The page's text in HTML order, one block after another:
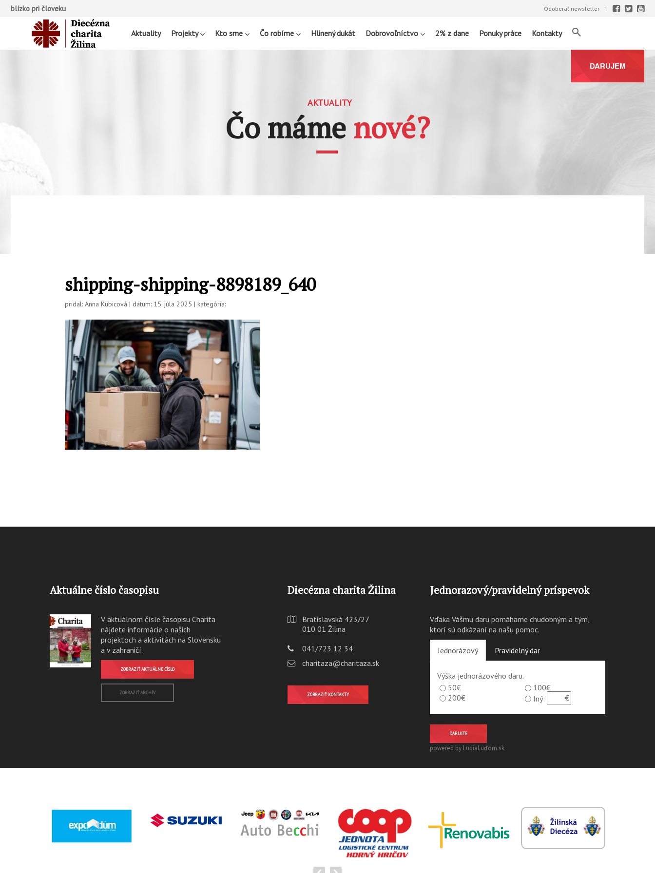
blízko pri človeku Odoberať newsletter
Aktuality Projekty Kto sme Čo robíme Hlinený dukát Dobrovoľníctvo 2% z dane Ponuky práce Kontakty
DARUJEM
AKTUALITY
Čo máme nové?
shipping-shipping-8898189_640
pridal: Anna Kubicová | dátum: 15. júla 2025 | kategória:
Aktuálne číslo časopisu
V aktuálnom čísle časopisu Charita
nájdete informácie o našich
projektoch a aktivitách na Slovensku
a v zahraničí.
ZOBRAZIŤ AKTUÁLNE ČÍSLO
ZOBRAZIŤ ARCHÍV
Diecézna charita Žilina
Bratislavská 423/27
010 01 Žilina
041/723 12 34
charitaza@charitaza.sk
ZOBRAZIŤ KONTAKTY
Jednorazový/pravidelný príspevok
Vďaka Vášmu daru pomáhame chudobným a tým,
ktorí sú odkázaní na našu pomoc.
Jednorázový Pravidelný dar
Výška jednorázového daru.
50€
100€
200€
Iný:
DARUJTE
powered by LudiaLuďom.sk